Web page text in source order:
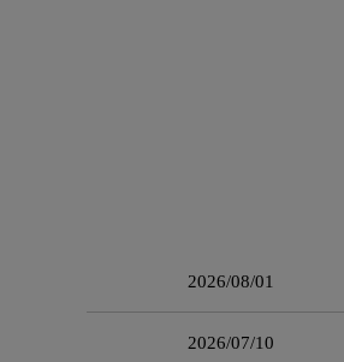
2026/08/01
2026/07/10